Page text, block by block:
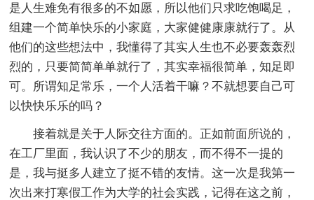
是人生难免有很多的不如愿，所以他们只求吃饱喝足，
组建一个简单快乐的小家庭，大家健健康康就行了。从
他们的这些想法中，我懂得了其实人生也不必要轰轰烈
烈的，只要简简单单就行了，其实幸福很简单，知足即
可。所谓知足常乐，一个人活着干嘛？不就想要自己可
以快快乐乐的吗？
接着就是关于人际交往方面的。正如前面所说的，
在工厂里面，我认识了不少的朋友，而不得不一提的
是，我与挺多人建立了挺不错的友情。这一次是我第一
次出来打寒假工作为大学的社会实践，记得在这之前，